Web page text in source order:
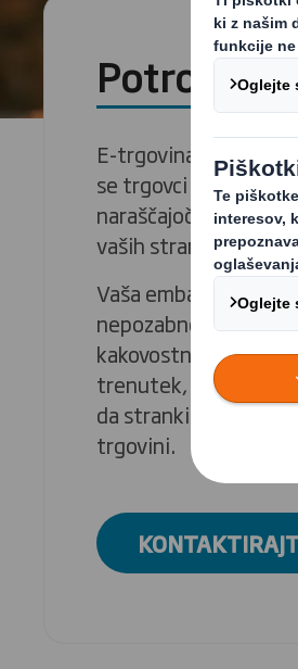
E-trgovina je
se trgovci borijo za
naraščajočih potreb
vaših strank ne
Vaša embalaža je
nepozabno izkušnjo,
kakovostna
trenutek, ko stranka
da stranki ponudite
trgovini.